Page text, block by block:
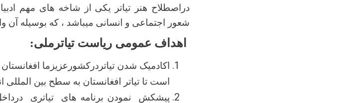
دراصطلاح هنر تیاتر یکی از شاخه های مهم
شعور اجتماعی و انسانی میباشد ، که بوسیله آن
اهداف عمومی ریاست تیاترملی:
اکادمیک شدن تیاتردرکشورعزیزما
است تا تیاتر افغانستان به سطح بین
پیشکش نمودن برنامه های تیاتری